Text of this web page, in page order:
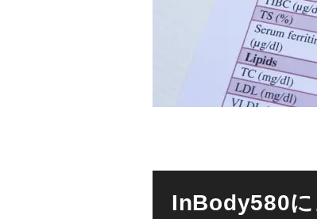
InBody580に